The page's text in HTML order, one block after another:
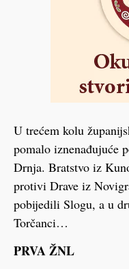
U trećem kolu
pomalo iznenađujuće
Drnja. Bratstvo iz
protivi Drave iz
pobijedili Slogu, a u
Torčanci…
PRVA ŽNL